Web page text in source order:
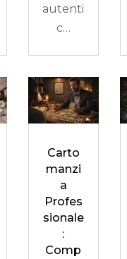
autenti
c…
Carto
manzi
a
Profes
sionale
:
Comp